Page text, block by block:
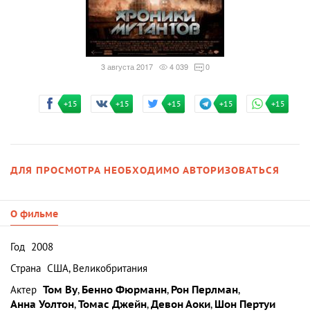
3 августа 2017 4 039 0
+15 +15 +15 +15 +15
ДЛЯ ПРОСМОТРА НЕОБХОДИМО АВТОРИЗОВАТЬСЯ
О фильме
Год 2008
Страна США, Великобритания
Актер Том Ву, Бенно Фюрманн, Рон Перлман,
Анна Уолтон,Томас Джейн,Девон Аоки, Шон Пертуи